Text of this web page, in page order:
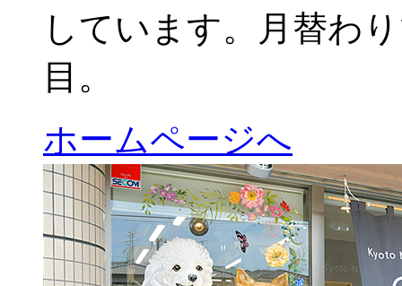
しています。月替わ
目。
ホームページへ